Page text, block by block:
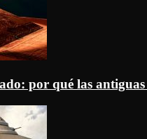
por qué las